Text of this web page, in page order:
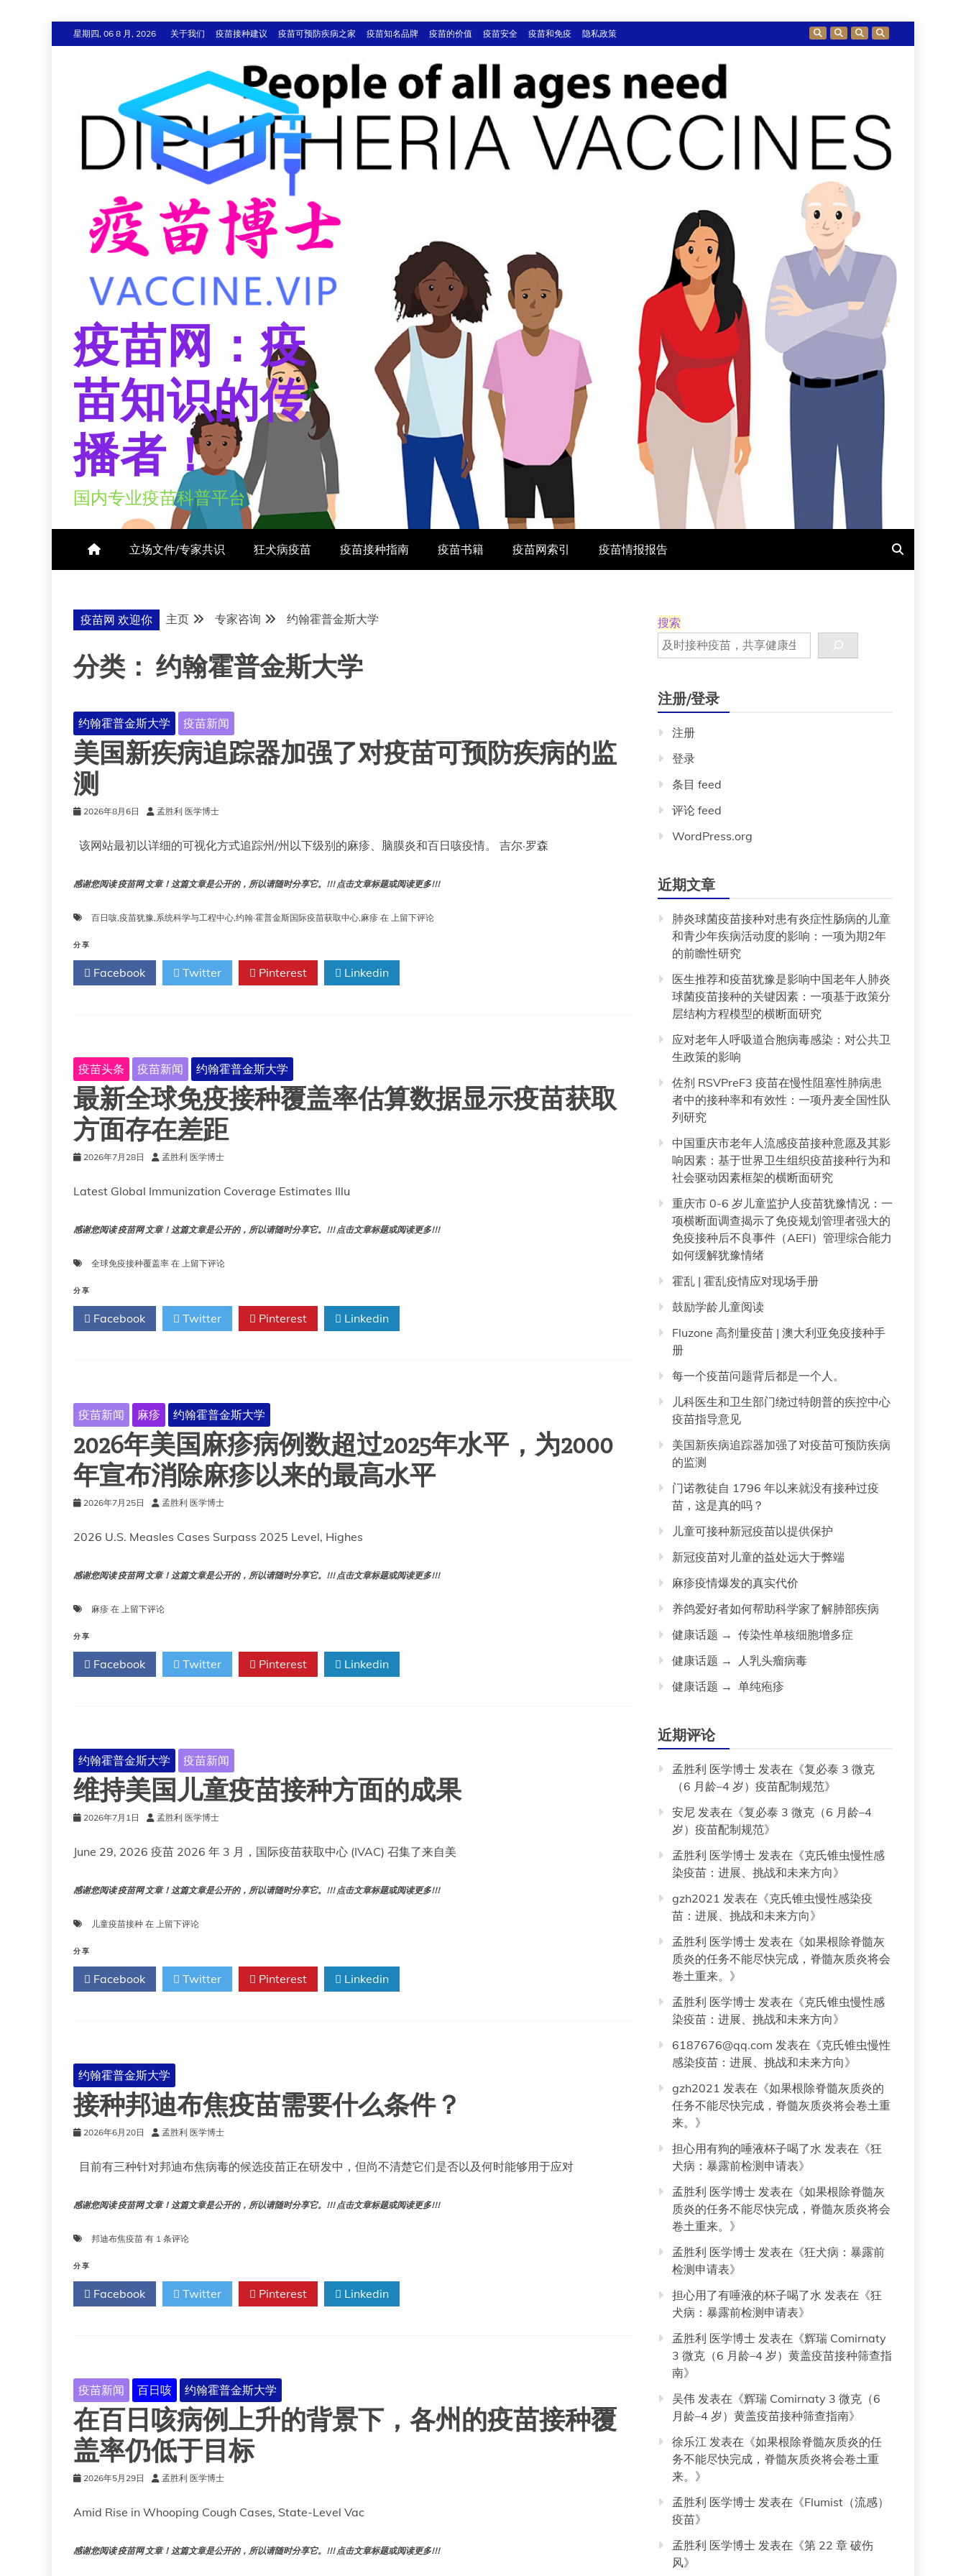
至
星期四, 06 8 月, 2026 关于我们 疫苗接种建议 疫苗可预防疾病之家 疫苗知名品牌 疫苗的价值 疫苗安全 疫苗和免疫 隐私政策
疫苗网：疫
苗知识的传
播者！
国内专业疫苗科普平台
立场文件/专家共识 狂犬病疫苗 疫苗接种指南 疫苗书籍 疫苗网索引 疫苗情报报告
疫苗网 欢迎你 主页 专家咨询 约翰霍普金斯大学
分类： 约翰霍普金斯大学
约翰霍普金斯大学 疫苗新闻
美国新疾病追踪器加强了对疫苗可预防疾病的监
测
2026年8月6日 孟胜利 医学博士
该网站最初以详细的可视化方式追踪州/州以下级别的麻疹、脑膜炎和百日咳疫情。 吉尔·罗森
感谢您阅读 疫苗网 文章！这篇文章是公开的，所以请随时分享它。!!! 点击文章标题或阅读更多!!!
百日咳,疫苗犹豫,系统科学与工程中心,约翰·霍普金斯国际疫苗获取中心,麻疹 在 美
疾
追
疫
苗
上留下评论
分享
Facebook Twitter Pinterest Linkedin
疫苗头条 疫苗新闻 约翰霍普金斯大学
最新全球免疫接种覆盖率估算数据显示疫苗获取
方面存在差距
2026年7月28日 孟胜利 医学博士
Latest Global Immunization Coverage Estimates Illu
感谢您阅读 疫苗网 文章！这篇文章是公开的，所以请随时分享它。!!! 点击文章标题或阅读更多!!!
全球免疫接种覆盖率 在 最
球
免
疫
率
估
算
数
据
显
疫
获
面
上留下评论
分享
Facebook Twitter Pinterest Linkedin
疫苗新闻 麻疹 约翰霍普金斯大学
2026年美国麻疹病例数超过2025年水平，为2000
年宣布消除麻疹以来的最高水平
2026年7月25日 孟胜利 医学博士
2026 U.S. Measles Cases Surpass 2025 Level, Highes
感谢您阅读 疫苗网 文章！这篇文章是公开的，所以请随时分享它。!!! 点击文章标题或阅读更多!!!
麻疹 在 2026
国
麻
疹
过
2025
年
水
为
年
消
麻
来
的
上留下评论
分享
Facebook Twitter Pinterest Linkedin
约翰霍普金斯大学 疫苗新闻
维持美国儿童疫苗接种方面的成果
2026年7月1日 孟胜利 医学博士
June 29, 2026 疫苗 2026 年 3 月，国际疫苗获取中心 (IVAC) 召集了来自美
感谢您阅读 疫苗网 文章！这篇文章是公开的，所以请随时分享它。!!! 点击文章标题或阅读更多!!!
儿童疫苗接种 在 维
国
童
方
面
的
成
上留下评论
分享
Facebook Twitter Pinterest Linkedin
约翰霍普金斯大学
接种邦迪布焦疫苗需要什么条件？
2026年6月20日 孟胜利 医学博士
目前有三种针对邦迪布焦病毒的候选疫苗正在研发中，但尚不清楚它们是否以及何时能够用于应对
感谢您阅读 疫苗网 文章！这篇文章是公开的，所以请随时分享它。!!! 点击文章标题或阅读更多!!!
邦迪布焦疫苗 接
迪
布
焦
什
么
条
件？
有 1 条评论
分享
Facebook Twitter Pinterest Linkedin
疫苗新闻 百日咳 约翰霍普金斯大学
在百日咳病例上升的背景下，各州的疫苗接种覆
盖率仍低于目标
2026年5月29日 孟胜利 医学博士
Amid Rise in Whooping Cough Cases, State-Level Vac
感谢您阅读 疫苗网 文章！这篇文章是公开的，所以请随时分享它。!!! 点击文章标题或阅读更多!!!
搜索
注册/登录
注册
登录
条目 feed
评论 feed
WordPress.org
近期文章
肺炎球菌疫苗接种对患有炎症性肠病的儿童
和青少年疾病活动度的影响：一项为期2年
的前瞻性研究
医生推荐和疫苗犹豫是影响中国老年人肺炎
球菌疫苗接种的关键因素：一项基于政策分
层结构方程模型的横断面研究
应对老年人呼吸道合胞病毒感染：对公共卫
生政策的影响
佐剂 RSVPreF3 疫苗在慢性阻塞性肺病患
者中的接种率和有效性：一项丹麦全国性队
列研究
中国重庆市老年人流感疫苗接种意愿及其影
响因素：基于世界卫生组织疫苗接种行为和
社会驱动因素框架的横断面研究
重庆市 0-6 岁儿童监护人疫苗犹豫情况：一
项横断面调查揭示了免疫规划管理者强大的
免疫接种后不良事件（AEFI）管理综合能力
如何缓解犹豫情绪
霍乱 | 霍乱疫情应对现场手册
鼓励学龄儿童阅读
Fluzone 高剂量疫苗 | 澳大利亚免疫接种手
册
每一个疫苗问题背后都是一个人。
儿科医生和卫生部门绕过特朗普的疾控中心
疫苗指导意见
美国新疾病追踪器加强了对疫苗可预防疾病
的监测
门诺教徒自 1796 年以来就没有接种过疫
苗，这是真的吗？
儿童可接种新冠疫苗以提供保护
新冠疫苗对儿童的益处远大于弊端
麻疹疫情爆发的真实代价
养鸽爱好者如何帮助科学家了解肺部疾病
健康话题 → 传染性单核细胞增多症
健康话题 → 人乳头瘤病毒
健康话题 → 单纯疱疹
近期评论
孟胜利 医学博士 发表在《复必泰 3 微克
（6 月龄–4 岁）疫苗配制规范》
安尼 发表在《复必泰 3 微克（6 月龄–4
岁）疫苗配制规范》
孟胜利 医学博士 发表在《克氏锥虫慢性感
染疫苗：进展、挑战和未来方向》
gzh2021 发表在《克氏锥虫慢性感染疫
苗：进展、挑战和未来方向》
孟胜利 医学博士 发表在《如果根除脊髓灰
质炎的任务不能尽快完成，脊髓灰质炎将会
卷土重来。 》
孟胜利 医学博士 发表在《克氏锥虫慢性感
染疫苗：进展、挑战和未来方向》
6187676@qq.com 发表在《克氏锥虫慢性
感染疫苗：进展、挑战和未来方向》
gzh2021 发表在《如果根除脊髓灰质炎的
任务不能尽快完成，脊髓灰质炎将会卷土重
来。 》
担心用有狗的唾液杯子喝了水 发表在《狂
犬病：暴露前检测申请表》
孟胜利 医学博士 发表在《如果根除脊髓灰
质炎的任务不能尽快完成，脊髓灰质炎将会
卷土重来。 》
孟胜利 医学博士 发表在《狂犬病：暴露前
检测申请表》
担心用了有唾液的杯子喝了水 发表在《狂
犬病：暴露前检测申请表》
孟胜利 医学博士 发表在《辉瑞 Comirnaty
3 微克（6 月龄–4 岁）黄盖疫苗接种筛查指
南》
吴伟 发表在《辉瑞 Comirnaty 3 微克（6
月龄–4 岁）黄盖疫苗接种筛查指南》
徐乐江 发表在《如果根除脊髓灰质炎的任
务不能尽快完成，脊髓灰质炎将会卷土重
来。 》
孟胜利 医学博士 发表在《Flumist（流感）
疫苗》
孟胜利 医学博士 发表在《第 22 章 破伤
风》